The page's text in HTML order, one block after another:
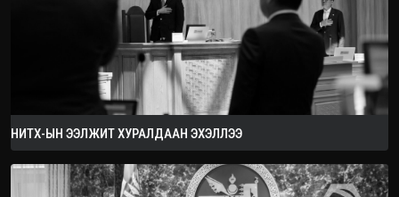
НИТХ-ЫН ЭЭЛЖИТ ХУРАЛДААН ЭХЭЛЛЭЭ